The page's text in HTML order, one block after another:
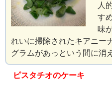
人
す
味
れいに掃除されたキアニー
グラムがあっという間に消
ピスタチオのケーキ